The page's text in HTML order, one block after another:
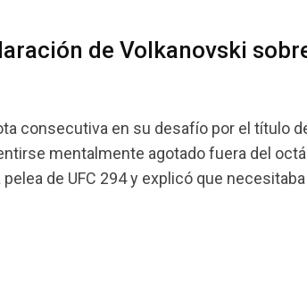
de Volkanovski
consecutiva en su desafío por el título
mentalmente agotado fuera del
de UFC 294 y explicó que